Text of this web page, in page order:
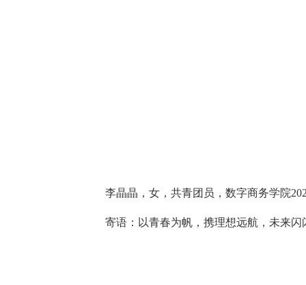
李晶晶，女，共青团员，数字商务学院
寄语：以青春为帆，携理想远航，未来